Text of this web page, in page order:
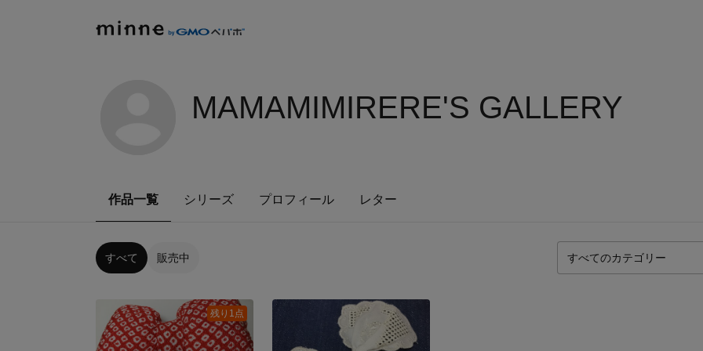
MAMAMIMIRERE'S GALLERY
作品一覧 シリーズ プロフィール レター
すべて 販売中
残り1点